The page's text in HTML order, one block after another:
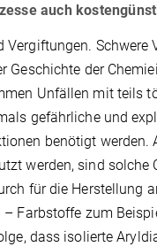
auch
Vergiftungen. Schwere
Geschichte der
Unfällen mit teils
gefährliche und
benötigt werden.
werden, sind solche
für die Herstellung
Farbstoffe zum
dass isolierte